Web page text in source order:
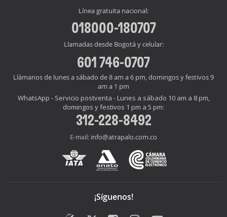
Línea gratuita nacional:
018000-180707
Llamadas desde Bogotá y celular:
601 746-0707
Llámanos de lunes a sábado de 8 am a 6 pm, domingos y festivos 9
am a 1 pm
WhatsApp - Servicio postventa - Lunes a sábado 10 am a 8 pm,
domingos y festivos 1 pm a 5 pm:
312-228-8492
E-mail: info@atrapalo.com.co
¡Síguenos!